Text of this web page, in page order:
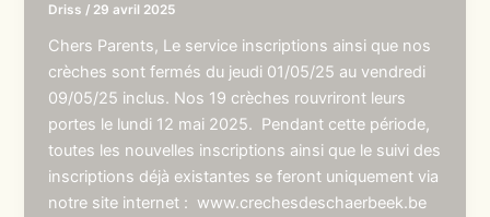
Driss / 29 avril 2025
Chers Parents, Le service inscriptions ainsi que nos
crèches sont fermés du jeudi 01/05/25 au vendredi
09/05/25 inclus. Nos 19 crèches rouvriront leurs
portes le lundi 12 mai 2025. Pendant cette période,
toutes les nouvelles inscriptions ainsi que le suivi des
inscriptions déjà existantes se feront uniquement via
notre site internet : www.crechesdeschaerbeek.be